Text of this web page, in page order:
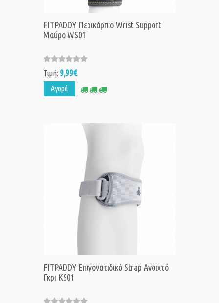
FITPADDY Περικάρπιο Wrist Support
Μαύρο WS01
Τιμή: 9,99€
Αγορά
FITPADDY Επιγονατιδικό Strap Ανοιχτό
Γκρι KS01